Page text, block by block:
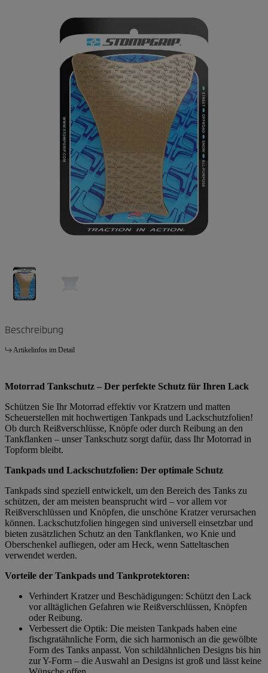
Beschreibung
Artikelinfos im Detail
Motorrad Tankschutz – Der perfekte Schutz für Ihren Lack
Schützen Sie Ihr Motorrad effektiv vor Kratzern und matten
Scheuerstellen mit hochwertigen Tankpads und Lackschutzfolien!
Ob durch Reißverschlüsse, Knöpfe oder durch Reibung an den
Tankflanken – unser Tankschutz sorgt dafür, dass Ihr Motorrad in
Topform bleibt.
Tankpads und Lackschutzfolien: Der optimale Schutz
Tankpads sind speziell entwickelt, um den Bereich des Tanks zu
schützen, der am meisten beansprucht wird – vor allem vor
Reißverschlüssen und Knöpfen, die unschöne Kratzer verursachen
können. Lackschutzfolien hingegen sind universell einsetzbar und
bieten zusätzlichen Schutz an den Tankflanken, wo Knie und
Oberschenkel aufliegen, oder am Heck, wenn Satteltaschen
verwendet werden.
Vorteile der Tankpads und Tankprotektoren:
Verhindert Kratzer und Beschädigungen: Schützt den Lack
vor alltäglichen Gefahren wie Reißverschlüssen, Knöpfen
oder Reibung.
Verbessert die Optik: Die meisten Tankpads haben eine
fischgratähnliche Form, die sich harmonisch an die gewölbte
Form des Tanks anpasst. Von schildähnlichen Designs bis hin
zur Y-Form – die Auswahl an Designs ist groß und lässt keine